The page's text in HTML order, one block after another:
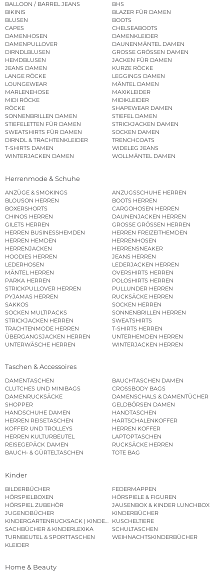
BALLOON / BARREL JEANS
BHS
BIKINIS
BLAZER FÜR DAMEN
BLUSEN
BOOTS
CAPES
CHELSEABOOTS
DAMENHOSEN
DAMENKLEIDER
DAMENPULLOVER
DAUNENMÄNTEL DAMEN
DIRNDLBLUSEN
GROSSE GRÖSSEN DAMEN
HEMDBLUSEN
JACKEN FÜR DAMEN
JEANS DAMEN
KURZE RÖCKE
LANGE RÖCKE
LEGGINGS DAMEN
LOUNGEWEAR
MÄNTEL DAMEN
MARLENEHOSE
MAXIKLEIDER
MIDI RÖCKE
MIDIKLEIDER
RÖCKE
SHAPEWEAR DAMEN
SONNENBRILLEN DAMEN
STIEFEL DAMEN
STIEFELETTEN FÜR DAMEN
STRICKJACKEN DAMEN
SWEATSHIRTS FÜR DAMEN
SOCKEN DAMEN
DIRNDL & TRACHTENKLEIDER
TRENCHCOATS
T-SHIRTS DAMEN
WIDELEG JEANS
WINTERJACKEN DAMEN
WOLLMÄNTEL DAMEN
Herrenmode & Schuhe
ANZÜGE & SMOKINGS
ANZUGSSCHUHE HERREN
BLOUSON HERREN
BOOTS HERREN
BOXERSHORTS
CARGOHOSEN HERREN
CHINOS HERREN
DAUNENJACKEN HERREN
GILETS HERREN
GROSSE GRÖSSEN HERREN
HERREN BUSINESSHEMDEN
HERREN FREIZEITHEMDEN
HERREN HEMDEN
HERRENHOSEN
HERRENJACKEN
HERRENSNEAKER
HOODIES HERREN
JEANS HERREN
LEDERHOSEN
LEDERJACKEN HERREN
MÄNTEL HERREN
OVERSHIRTS HERREN
PARKA HERREN
POLOSHIRTS HERREN
STRICKPULLOVER HERREN
PULLUNDER HERREN
PYJAMAS HERREN
RUCKSÄCKE HERREN
SAKKOS
SOCKEN HERREN
SOCKEN MULTIPACKS
SONNENBRILLEN HERREN
STRICKJACKEN HERREN
SWEATSHIRTS
TRACHTENMODE HERREN
T-SHIRTS HERREN
ÜBERGANGSJACKEN HERREN
UNTERHEMDEN HERREN
UNTERWÄSCHE HERREN
WINTERJACKEN HERREN
Taschen & Accessoires
DAMENTASCHEN
BAUCHTASCHEN DAMEN
CLUTCHES UND MINIBAGS
CROSSBODY BAGS
DAMENRUCKSÄCKE
DAMENSCHALS & DAMENTÜCHER
SHOPPER
GELDBÖRSEN DAMEN
HANDSCHUHE DAMEN
HANDTASCHEN
HERREN REISETASCHEN
HARTSCHALENKOFFER
KOFFER UND TROLLEYS
HERREN KOFFER
HERREN KULTURBEUTEL
LAPTOPTASCHEN
REISEGEPÄCK DAMEN
RUCKSÄCKE HERREN
BAUCH- & GÜRTELTASCHEN
TOTE BAG
Kinder
BILDERBÜCHER
FEDERMAPPEN
HÖRSPIELBOXEN
HÖRSPIELE & FIGUREN
HÖRSPIEL ZUBEHÖR
JAUSENBOX & KINDER LUNCHBOX
JUGENDBÜCHER
KINDERBÜCHER
KINDERGARTENRUCKSACK | KINDERGARTENBEUTEL
KUSCHELTIERE
SACHBÜCHER & KINDERLEXIKA
SCHULTASCHEN
TURNBEUTEL & SPORTTASCHEN
WEIHNACHTSKINDERBÜCHER
KLEIDER
Home & Beauty